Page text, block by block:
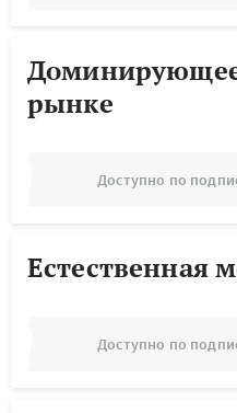
рынке
Доступно по
Естественная
Доступно по